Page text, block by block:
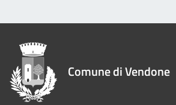
Comune di Vendone